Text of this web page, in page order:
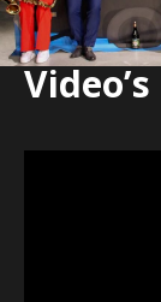
Video’s